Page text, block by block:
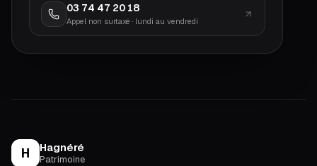
03 74 47 20 18
Appel non surtaxé · lundi au vendredi
H Hagnéré
Patrimoine